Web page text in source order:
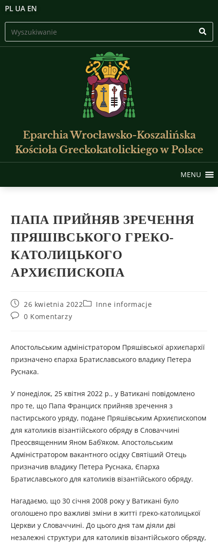
PL UA EN
Eparchia Wrocławsko-Koszalińska
Kościoła Greckokatolickiego w Polsce
MENU
ПАПА ПРИЙНЯВ ЗРЕЧЕННЯ
ПРЯШІВСЬКОГО ГРЕКО-
КАТОЛИЦЬКОГО
АРХИЄПИСКОПА
26 kwietnia 2022
Inne informacje
0 Komentarzy
Апостольським адміністратором Пряшівської архиєпархії
призначено єпарха Братиславського владику Петера
Руснака.
У понеділок, 25 квітня 2022 р., у Ватикані повідомлено
про те, що Папа Франциск прийняв зречення з
пастирського уряду, подане Пряшівським Архиєпископом
для католиків візантійського обряду в Словаччині
Преосвященним Яном Баб’яком. Апостольським
Адміністратором вакантного осідку Святіший Отець
призначив владику Петера Руснака, Єпарха
Братиславського для католиків візантійського обряду.
Нагадаємо, що 30 січня 2008 року у Ватикані було
оголошено про важливі зміни в житті греко-католицької
Церкви у Словаччині. До цього дня там діяли дві
незалежні структури для католиків візантійського обряду,